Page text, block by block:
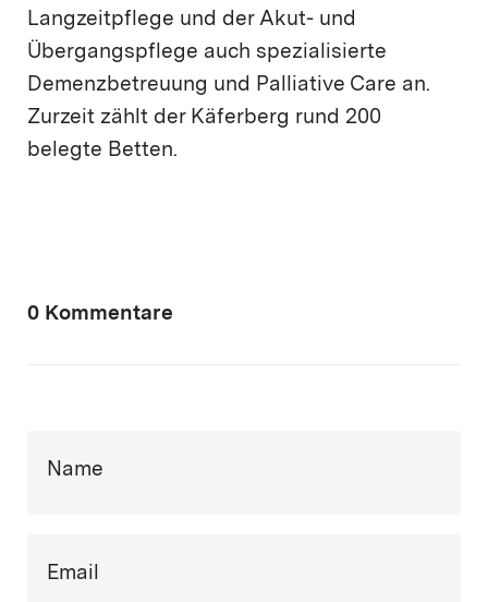
Langzeitpflege und der Akut- und
Übergangspflege auch spezialisierte
Demenzbetreuung und Palliative Care an.
Zurzeit zählt der Käferberg rund 200
belegte Betten.
0 Kommentare
Name
Email